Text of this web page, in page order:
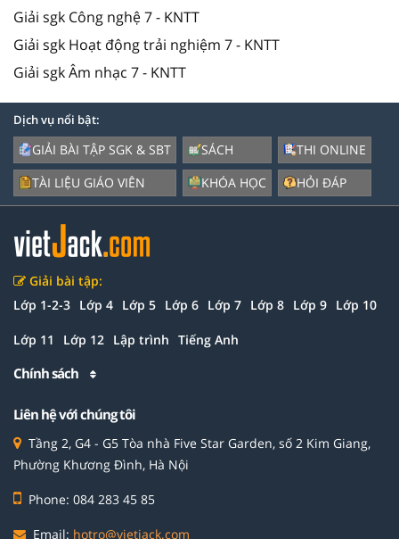
Giải sgk Công nghệ 7 - KNTT
Giải sgk Hoạt động trải nghiệm 7 - KNTT
Giải sgk Âm nhạc 7 - KNTT
Dịch vụ nổi bật:
GIẢI BÀI TẬP SGK & SBT
TÀI LIỆU GIÁO VIÊN
SÁCH
KHÓA HỌC
THI ONLINE
HỎI ĐÁP
Giải bài tập:
Lớp 1-2-3 Lớp 4 Lớp 5 Lớp 6 Lớp 7 Lớp 8 Lớp 9 Lớp 10
Lớp 11 Lớp 12 Lập trình Tiếng Anh
Chính sách
Liên hệ với chúng tôi
Tầng 2, G4 - G5 Tòa nhà Five Star Garden, số 2 Kim Giang,
Phường Khương Đình, Hà Nội
Phone: 084 283 45 85
Email: hotro@vietjack.com